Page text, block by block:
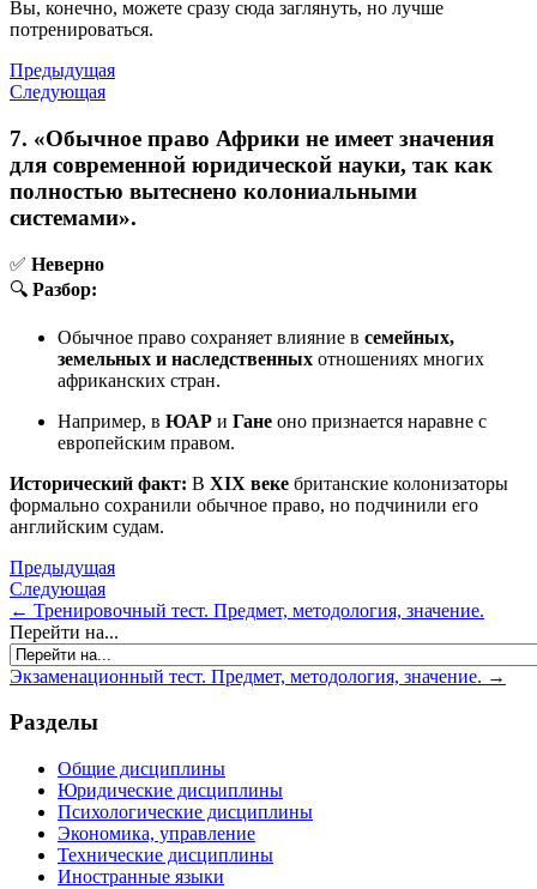
Вы, конечно, можете сразу сюда заглянуть, но лучше
потренироваться.
Предыдущая
Следующая
7. «Обычное право Африки не имеет значения
для современной юридической науки, так как
полностью вытеснено колониальными
системами».
✅ Неверно
🔍 Разбор:
Обычное право сохраняет влияние в семейных,
земельных и наследственных отношениях многих
африканских стран.
Например, в ЮАР и Гане оно признается наравне с
европейским правом.
Исторический факт: В XIX веке британские колонизаторы
формально сохранили обычное право, но подчинили его
английским судам.
Предыдущая
Следующая
← Тренировочный тест. Предмет, методология, значение.
Перейти на...
Экзаменационный тест. Предмет, методология, значение. →
Разделы
Общие дисциплины
Юридические дисциплины
Психологические дисциплины
Экономика, управление
Технические дисциплины
Иностранные языки